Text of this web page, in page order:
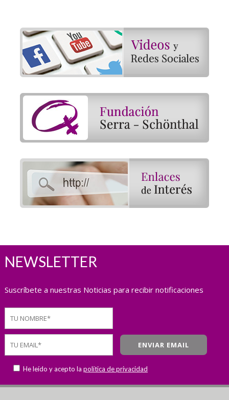
NEWSLETTER
Suscríbete a nuestras Noticias para recibir notificaciones
He leído y acepto la política de privacidad